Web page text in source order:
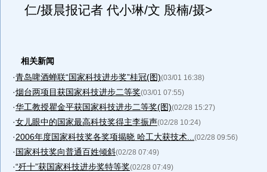
仁/摄晨报记者 代小琳/文 殷楠/摄>
相关新闻
·青岛啤酒蝉联“国家科技进步奖”桂冠(图)(03/01 16:38)
·烟台两项目获国家科技进步二等奖(03/01 07:55)
·华工教授瞿金平获国家科技进步二等奖(图)(02/28 15:27)
·女儿眼中的国家最高科技奖得主李振声(02/28 10:24)
·2006年度国家科技奖各奖项揭晓 哈工大获技术... (02/28 09:56)
·国家科技奖向普通百姓倾斜(02/28 07:49)
·“歼十”获国家科技进步奖特等奖(02/28 07:49)